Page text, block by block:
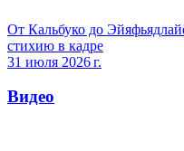
От Кальбуко до
стихию в кадре
31 июля 2026 г.
Видео